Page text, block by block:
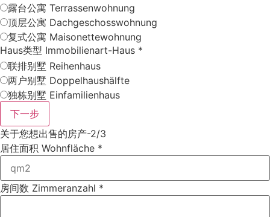
露台公寓 Terrassenwohnung
顶层公寓 Dachgeschosswohnung
复式公寓 Maisonettewohnung
Haus类型 Immobilienart-Haus *
联排别墅 Reihenhaus
两户别墅 Doppelhaushälfte
独栋别墅 Einfamilienhaus
下一步
关于您想出售的房产-2/3
居住面积 Wohnfläche *
房间数 Zimmeranzahl *